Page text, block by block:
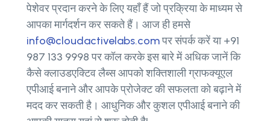
पेशेवर प्रदान करने के लिए यहाँ हैं जो प्रक्रिया के माध्यम से
आपका मार्गदर्शन कर सकते हैं। आज ही हमसे
info@cloudactivelabs.comपर संपर्क करें या +91
987 133 9998 पर कॉल करके इस बारे में अधिक जानें कि
कैसे क्लाउडएक्टिव लैब्स आपको शक्तिशाली ग्राफक्यूएल
एपीआई बनाने और आपके प्रोजेक्ट की सफलता को बढ़ाने में
मदद कर सकती है। आधुनिक और कुशल एपीआई बनाने की